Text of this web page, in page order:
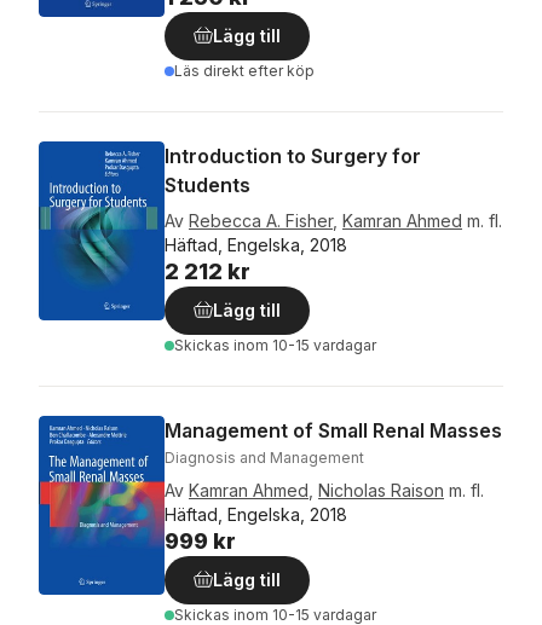
Lägg till
Läs direkt efter köp
Introduction to Surgery for
Students
Av Rebecca A. Fisher, Kamran Ahmed m. fl.
Häftad, Engelska, 2018
2 212 kr
Lägg till
Skickas inom 10-15 vardagar
Management of Small Renal Masses
Diagnosis and Management
Av Kamran Ahmed Nicholas Raison m. fl.
Häftad, Engelska, 2018
999 kr
Lägg till
Skickas inom 10-15 vardagar